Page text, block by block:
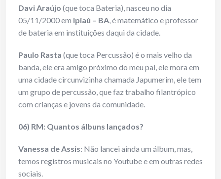
Davi Araújo (que toca Bateria), nasceu no dia
05/11/2000 em Ipiaú – BA, é matemático e professor
de bateria em instituições daqui da cidade.
Paulo Rasta (que toca Percussão) é o mais velho da
banda, ele era amigo próximo do meu pai, ele mora em
uma cidade circunvizinha chamada Japumerim, ele tem
um grupo de percussão, que faz trabalho filantrópico
com crianças e jovens da comunidade.
06) RM: Quantos álbuns lançados?
Vanessa de Assis: Não lancei ainda um álbum, mas,
temos registros musicais no Youtube e em outras redes
sociais.